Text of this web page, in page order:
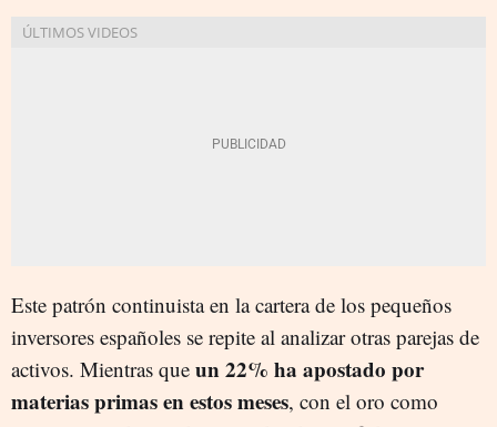
Este patrón continuista en la cartera de los pequeños
inversores españoles se repite al analizar otras parejas de
activos. Mientras que un 22% ha apostado por
materias primas en estos meses, con el oro como